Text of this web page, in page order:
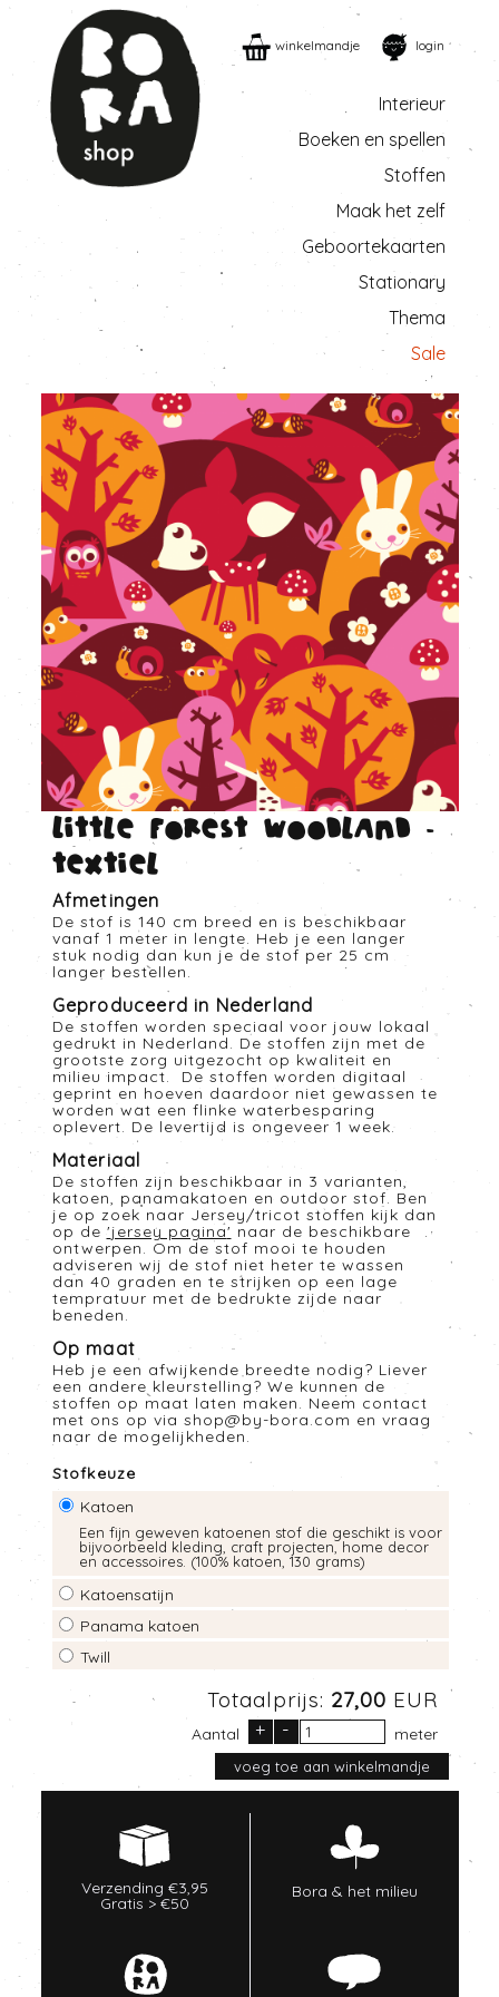
winkelmandje login
Interieur
Boeken en spellen
Stoffen
Maak het zelf
Geboortekaarten
Stationary
Thema
Sale
Little forest woodland -
Textiel
Afmetingen
De stof is 140 cm breed en is beschikbaar
vanaf 1 meter in lengte. Heb je een langer
stuk nodig dan kun je de stof per 25 cm
langer bestellen.
Geproduceerd in Nederland
De stoffen worden speciaal voor jouw lokaal
gedrukt in Nederland. De stoffen zijn met de
grootste zorg uitgezocht op kwaliteit en
milieu impact. De stoffen worden digitaal
geprint en hoeven daardoor niet gewassen te
worden wat een flinke waterbesparing
oplevert. De levertijd is ongeveer 1 week.
Materiaal
De stoffen zijn beschikbaar in 3 varianten,
katoen, panamakatoen en outdoor stof. Ben
je op zoek naar Jersey/tricot stoffen kijk dan
op de 'jersey pagina' naar de beschikbare
ontwerpen. Om de stof mooi te houden
adviseren wij de stof niet heter te wassen
dan 40 graden en te strijken op een lage
tempratuur met de bedrukte zijde naar
beneden.
Op maat
Heb je een afwijkende breedte nodig? Liever
een andere kleurstelling? We kunnen de
stoffen op maat laten maken. Neem contact
met ons op via shop@by-bora.com en vraag
naar de mogelijkheden.
Stofkeuze
Katoen
Een fijn geweven katoenen stof die geschikt is voor
bijvoorbeeld kleding, craft projecten, home decor
en accessoires. (100% katoen, 130 grams)
Katoensatijn
Panama katoen
Twill
Totaalprijs: 27,00 EUR
Aantal + - meter
Verzending €3,95
Gratis > €50
Bora & het milieu